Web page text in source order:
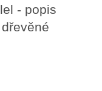
- popis